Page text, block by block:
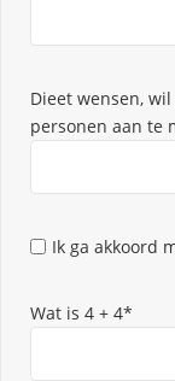
Dieet wensen,
personen aan te
Ik ga akkoord
Wat is 4 + 4*